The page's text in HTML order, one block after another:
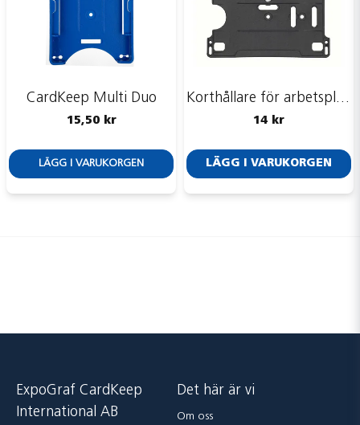
CardKeep Multi Duo
15,50 kr
LÄGG I VARUKORGEN
Korthållare för arbetsplagg
14 kr
LÄGG I VARUKORGEN
ExpoGraf CardKeep
International AB
Det här är vi
Om oss